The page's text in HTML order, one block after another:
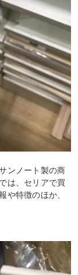
ンノート製の商
は、セリアで買
や特徴のほか、